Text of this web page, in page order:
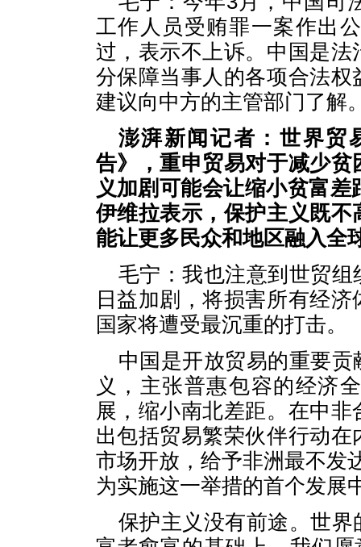
工作人员受贿罪一案作出
过，表示不上诉。中国是
分保障当事人的各项合法
建议向中方的主管部门了解
澎湃新闻记者：世界贸
告》，重申贸易对于减少
义加剧可能会让缩小贫富
伊维拉表示，保护主义既
能让更多民众和地区融入全
毛宁：我也注意到世贸
日益加剧，将损害所有经
国家将遭受最沉重的打击。
中国是开放贸易的重要
义，主张普惠包容的经济
展，缩小南北差距。在中
出包括贸易繁荣伙伴行动
市场开放，给予非洲最不发
为实施这一举措的首个发展
保护主义没有前途。世